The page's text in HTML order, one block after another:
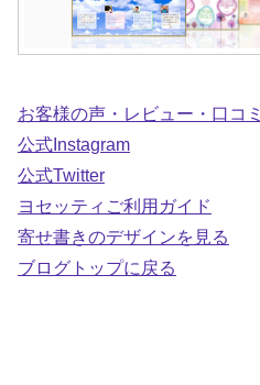
お客様の声・レビュー・口コミ
公式Instagram
公式Twitter
ヨセッティご利用ガイド
寄せ書きのデザインを見る
ブログトップに戻る